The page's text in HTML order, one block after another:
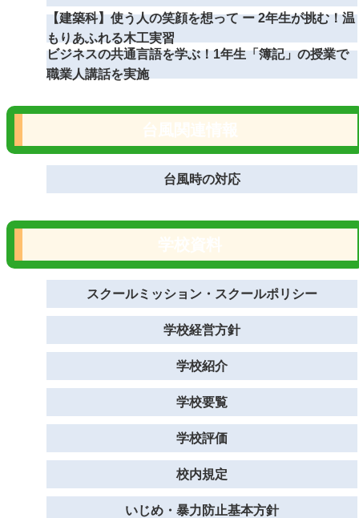
【建築科】使う人の笑顔を想って ー 2年生が挑む！温
もりあふれる木工実習
ビジネスの共通言語を学ぶ！1年生「簿記」の授業で
職業人講話を実施
台風時の対応
スクールミッション・スクールポリシー
学校経営方針
学校紹介
学校要覧
学校評価
校内規定
いじめ・暴力防止基本方針